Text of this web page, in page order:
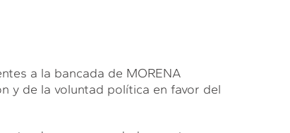
a la bancada de MORENA
y de la voluntad política en favor del